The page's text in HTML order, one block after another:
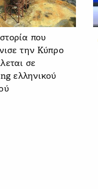
που
την Κύπρο
σε
ελληνικού